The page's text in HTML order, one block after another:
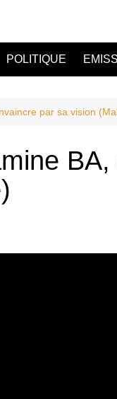
POLITIQUE
par sa vision